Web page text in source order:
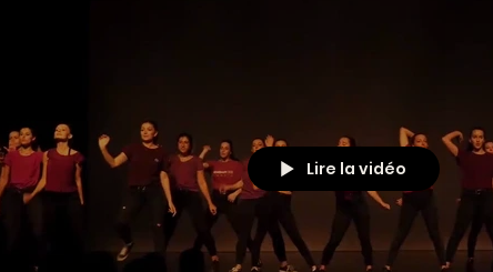
Lire la vidéo